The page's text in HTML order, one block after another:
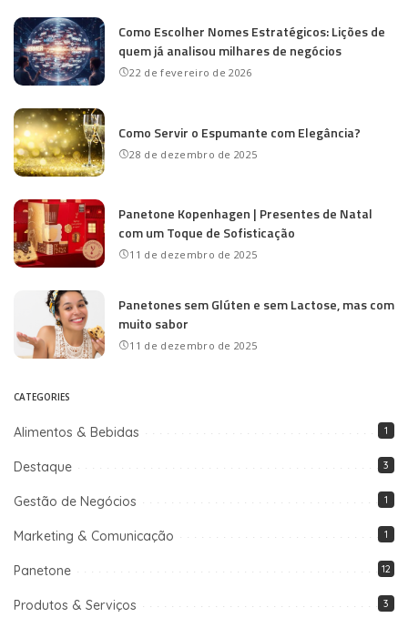
Como Escolher Nomes Estratégicos: Lições de
quem já analisou milhares de negócios
22 de fevereiro de 2026
Como Servir o Espumante com Elegância?
28 de dezembro de 2025
Panetone Kopenhagen | Presentes de Natal
com um Toque de Sofisticação
11 de dezembro de 2025
Panetones sem Glúten e sem Lactose, mas com
muito sabor
11 de dezembro de 2025
CATEGORIES
Alimentos & Bebidas 1
Destaque 3
Gestão de Negócios 1
Marketing & Comunicação 1
Panetone 12
Produtos & Serviços 3